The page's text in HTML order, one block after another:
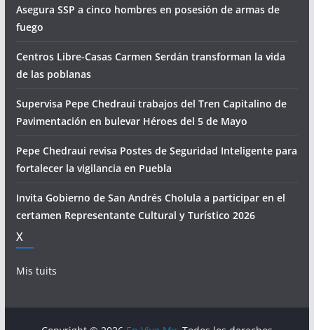
Asegura SSP a cinco hombres en posesión de armas de
fuego
Centros Libre-Casas Carmen Serdán transforman la vida
de las poblanas
Supervisa Pepe Chedraui trabajos del Tren Capitalino de
Pavimentación en bulevar Héroes del 5 de Mayo
Pepe Chedraui revisa Postes de Seguridad Inteligente para
fortalecer la vigilancia en Puebla
Invita Gobierno de San Andrés Cholula a participar en el
certamen Representante Cultural y Turístico 2026
X
Mis tuits